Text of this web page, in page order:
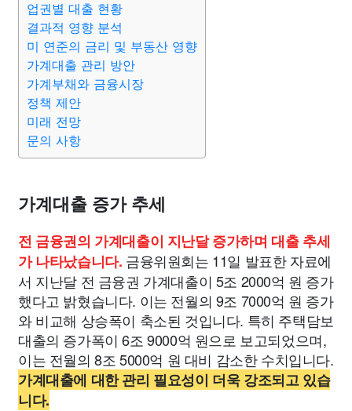
요리 상품리뷰 원예
대출 자동차 취미
종교 사회
부동산 외국어
업권별 대출 현황
결과적 영향 분석
미 연준의 금리 및 부동산 영향
가계대출 관리 방안
가계부채와 금융시장
정책 제안
미래 전망
문의 사항
가계대출 증가 추세
전 금융권의 가계대출이 지난달 증가하며 대출 추세
가 나타났습니다. 금융위원회는 11일 발표한 자료에
서 지난달 전 금융권 가계대출이 5조 2000억 원 증가
했다고 밝혔습니다. 이는 전월의 9조 7000억 원 증가
와 비교해 상승폭이 축소된 것입니다. 특히 주택담보
대출의 증가폭이 6조 9000억 원으로 보고되었으며,
이는 전월의 8조 5000억 원 대비 감소한 수치입니다.
가계대출에 대한 관리 필요성이 더욱 강조되고 있습
니다.